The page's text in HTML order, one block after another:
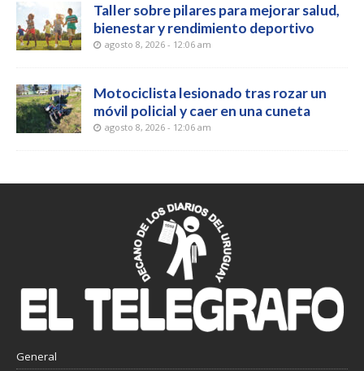
Taller sobre pilares para mejorar salud,
bienestar y rendimiento deportivo
agosto 8, 2026 - 12:06 am
Motociclista lesionado tras rozar un
móvil policial y caer en una cuneta
agosto 8, 2026 - 12:06 am
General